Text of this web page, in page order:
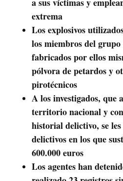
a sus víctimas y
extrema
Los explosivos
los miembros del grupo
fabricados por ellos
pólvora de petardos y
pirotécnicos
A los investigados, que
territorio nacional y
historial delictivo, se
delictivos en los que
600.000 euros
Los agentes han